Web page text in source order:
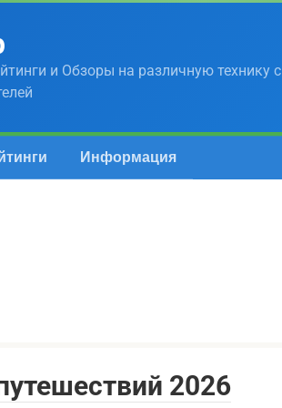
и Обзоры на различную технику с
Информация
2026